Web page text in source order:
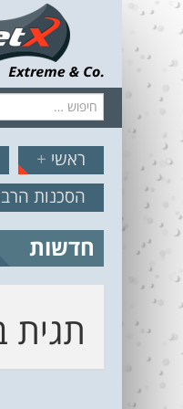
חיפוש
תפריט
דלג לתוכן
ראשי +
הסכנות
חדשות
תגית